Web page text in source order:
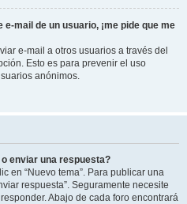
mail de un usuario, ¡me pide que me
e-mail a otros usuarios a través del
Esto es para prevenir el uso
anónimos.
enviar una respuesta?
en “Nuevo tema”. Para publicar una
respuesta”. Seguramente necesite
Abajo de cada foro encontrará